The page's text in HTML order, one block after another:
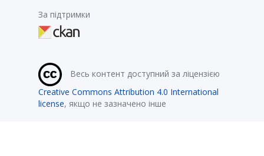
За підтримки
Весь контент доступний за ліцензією
Creative Commons Attribution 4.0 International
license, якщо не зазначено інше